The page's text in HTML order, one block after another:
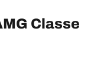
Classe